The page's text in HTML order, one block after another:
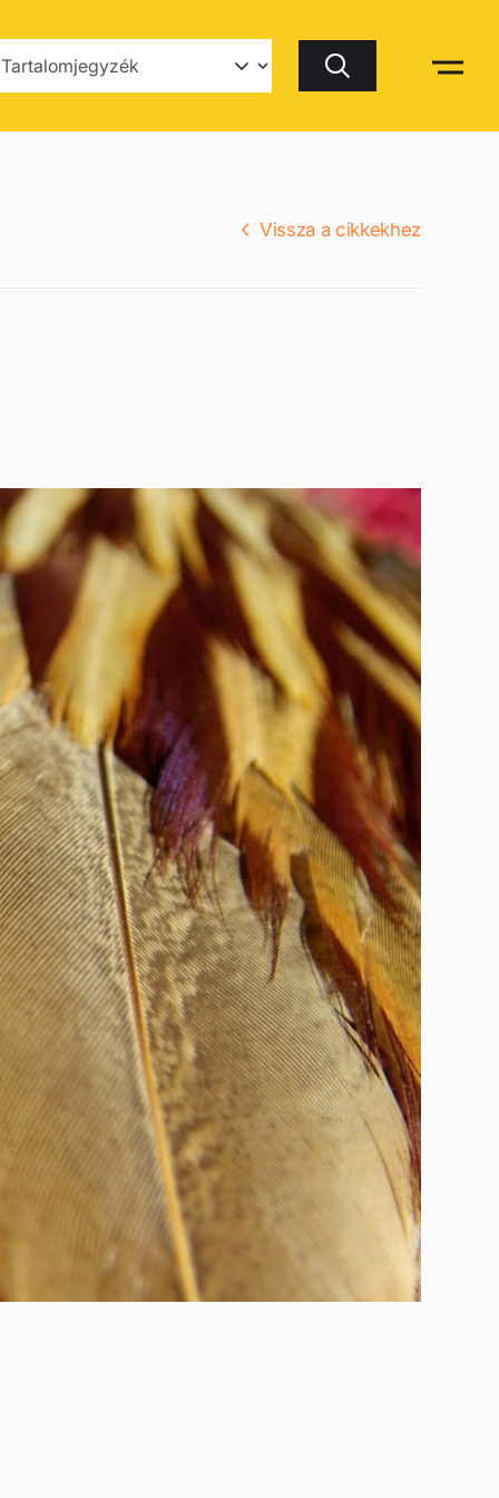
Keresés
Vissza a cikkekhez